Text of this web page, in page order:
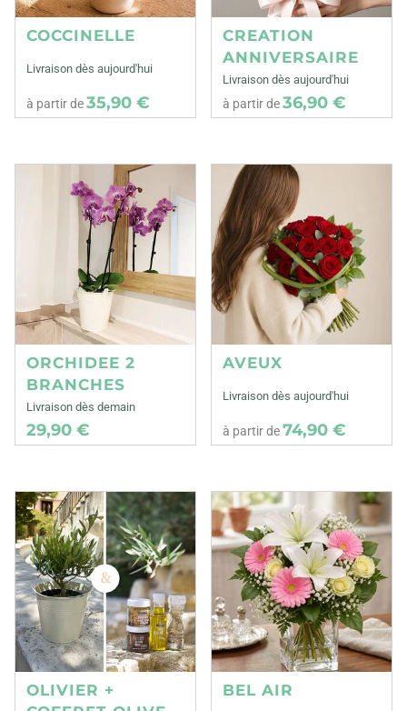
COCCINELLE
Livraison dès aujourd'hui
à partir de35,90 €
CREATION
ANNIVERSAIRE
Livraison dès aujourd'hui
à partir de36,90 €
ORCHIDEE 2
BRANCHES
Livraison dès demain
29,90 €
AVEUX
Livraison dès aujourd'hui
à partir de74,90 €
OLIVIER +
BEL AIR